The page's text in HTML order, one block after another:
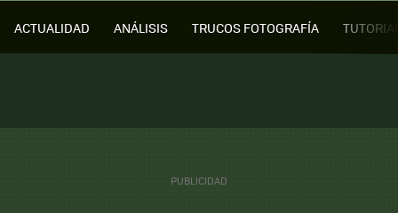
ACTUALIDAD ANÁLISIS TRUCOS FOTOGRAFÍA